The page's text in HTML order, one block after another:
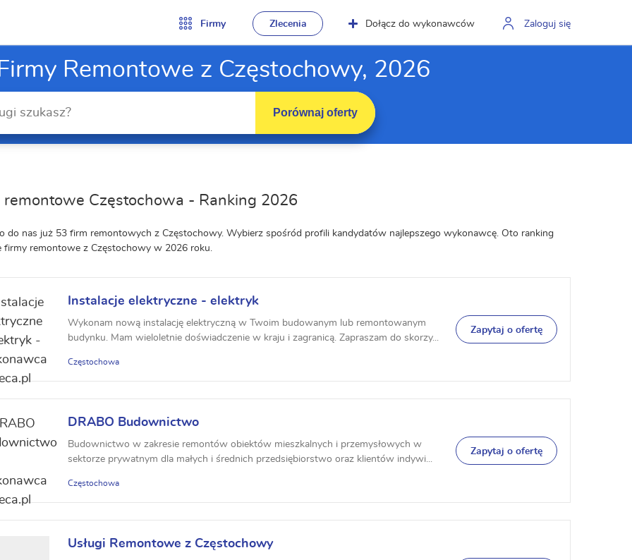
Firmy Zlecenia Dołącz do wykonawców Zaloguj się
Remontowe z Częstochowy, 2026
Porównaj oferty
remontowe Częstochowa - Ranking 2026
do nas już 53 firm remontowych z Częstochowy. Wybierz spośród profili kandydatów najlepszego wykonawcę. Oto ranking
firmy remontowe z Częstochowy w 2026 roku.
Instalacje elektryczne - elektryk
Wykonam nową instalację elektryczną w Twoim budowanym lub remontowanym
budynku. Mam wieloletnie doświadczenie w kraju i zagranicą. Zapraszam do skorzy...
Częstochowa
Zapytaj o ofertę
DRABO Budownictwo
Budownictwo w zakresie remontów obiektów mieszkalnych i przemysłowych w
sektorze prywatnym dla małych i średnich przedsiębiorstwo oraz klientów indywi...
Częstochowa
Zapytaj o ofertę
Usługi Remontowe z Częstochowy